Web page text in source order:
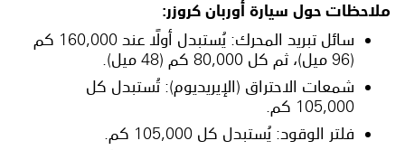
ملاحظات حول سيارة أوربان كروزر:
سائل تبريد المحرك: يُستبدل أولًا عند 160,000 كم
(96 ميل)، ثم كل 80,000 كم (48 ميل).
شمعات الاحتراق (الإيريديوم): تُستبدل كل
105,000 كم.
فلتر الوقود: يُستبدل كل 105,000 كم.